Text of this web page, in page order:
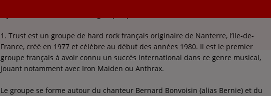
1. Trust est un groupe de hard rock français originaire de Nanterre, l’Ile-de-
France, créé en 1977 et célèbre au début des années 1980. Il est le premier
groupe français à avoir connu un succès international dans ce genre musical,
jouant notamment avec Iron Maiden ou Anthrax.
Le groupe se forme autour du chanteur Bernard Bonvoisin (alias Bernie) et du